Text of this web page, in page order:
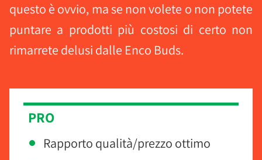
questo è ovvio, ma se non volete o non potete
puntare a prodotti più costosi di certo non
rimarrete delusi dalle Enco Buds.
PRO
Rapporto qualità/prezzo ottimo